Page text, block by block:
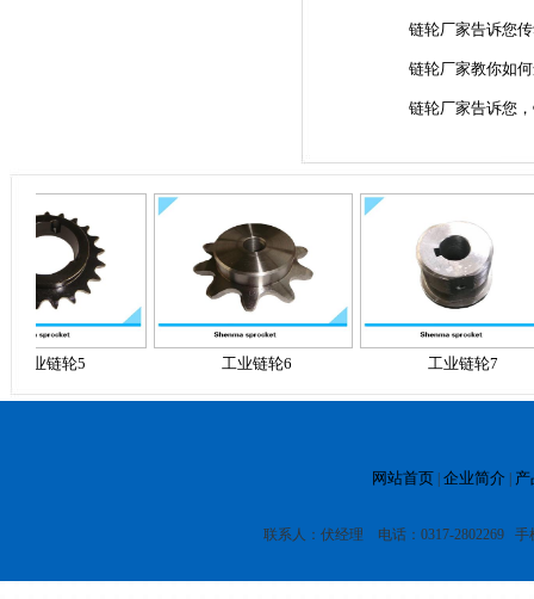
链轮厂家告诉您
链轮厂家教你如
链轮厂家告诉您
业链轮5 工业链轮6 工业链轮7
网站首页 企业简介 产
联系人：伏经理 电话：0317-2802269 手